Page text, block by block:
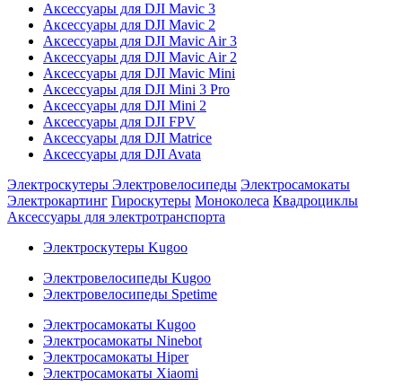
Аксессуары для DJI Mavic 3
Аксессуары для DJI Mavic 2
Аксессуары для DJI Mavic Air 3
Аксессуары для DJI Mavic Air 2
Аксессуары для DJI Mavic Mini
Аксессуары для DJI Mini 3 Pro
Аксессуары для DJI Mini 2
Аксессуары для DJI FPV
Аксессуары для DJI Matrice
Аксессуары для DJI Avata
Электроскутеры Электровелосипеды Электросамокаты
Электрокартинг Гироскутеры Моноколеса Квадроциклы
Аксессуары для электротранспорта
Электроскутеры Kugoo
Электровелосипеды Kugoo
Электровелосипеды Spetime
Электросамокаты Kugoo
Электросамокаты Ninebot
Электросамокаты Hiper
Электросамокаты Xiaomi